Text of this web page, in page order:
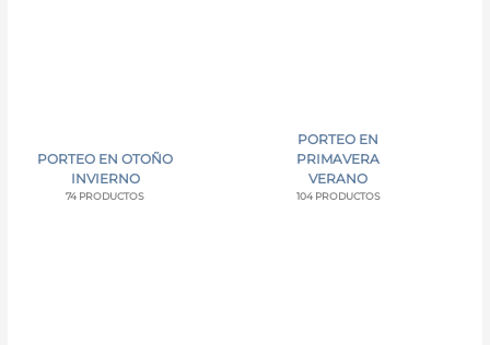
PORTEO EN OTOÑO
INVIERNO
74 PRODUCTOS
PORTEO EN
PRIMAVERA
VERANO
104 PRODUCTOS